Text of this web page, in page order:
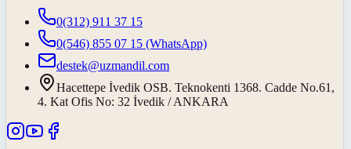
0(312) 911 37 15
0(546) 855 07 15 (WhatsApp)
destek@uzmandil.com
Hacettepe İvedik OSB. Teknokenti 1368. Cadde No.61,
4. Kat Ofis No: 32 İvedik / ANKARA